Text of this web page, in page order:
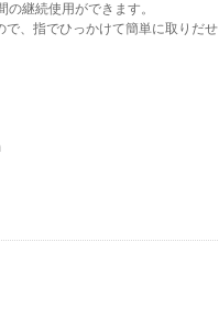
継続使用ができます。
、指でひっかけて簡単に取りだせ